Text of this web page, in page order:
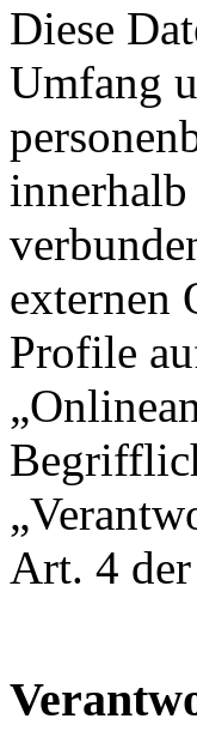
Diese
Umfang
externen
Profile
Art. 4